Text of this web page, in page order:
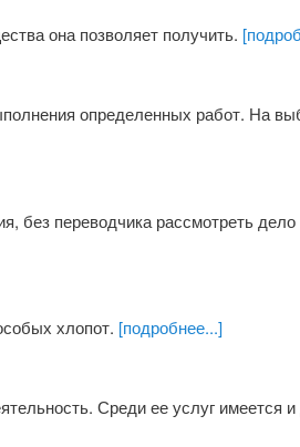
она позволяет получить.
определенных работ. На
без переводчика рассмотреть
хлопот. [подробнее...]
Среди ее услуг имеется